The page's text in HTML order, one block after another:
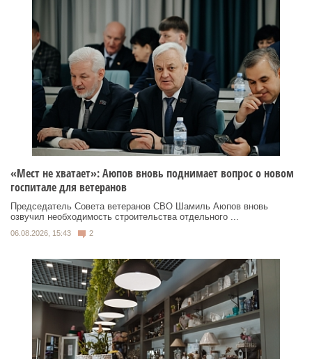
«Мест не хватает»: Аюпов вновь поднимает вопрос о новом
госпитале для ветеранов
Председатель Совета ветеранов СВО Шамиль Аюпов вновь
озвучил необходимость строительства отдельного ...
06.08.2026, 15:43 2